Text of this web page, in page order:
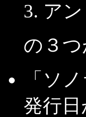
ア
の３つ
「ソ
発行